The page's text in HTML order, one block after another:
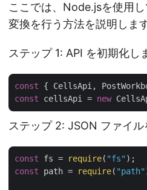
ここでは、Node.jsを使用
変換を行う方法を説明しま
ステップ 1: API を初期化し
const { CellsApi,
const cellsApi = new
ステップ 2: JSON ファイ
const fs = require( "fs"
const path = require( "path"